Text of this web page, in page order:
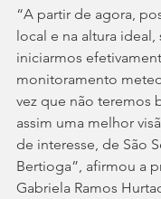
“A partir de agora,
local e na altura ideal,
iniciarmos
monitoramento
vez que não teremos
assim uma melhor
de interesse, de São
Bertioga”, afirmou a
Gabriela Ramos